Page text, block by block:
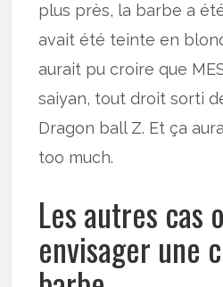
plus près, la barbe a
avait été teinte en
aurait pu croire que
saiyan, tout droit sorti
Dragon ball Z. Et ça
too much.
Les autres cas
envisager une